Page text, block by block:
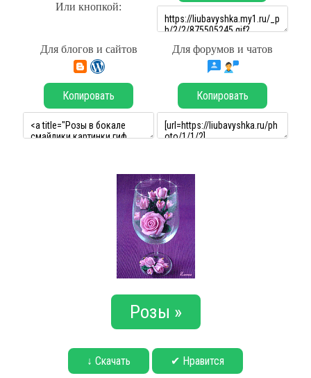
Или кнопкой:
Для блогов и сайтов Для форумов и чатов
Копировать Копировать
Розы »
↓ Скачать ✔ Нравится